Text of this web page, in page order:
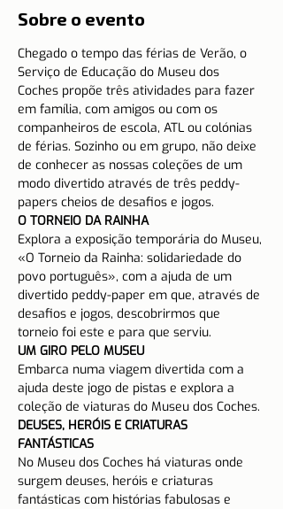
Sobre o evento
Chegado o tempo das férias de Verão, o
Serviço de Educação do Museu dos
Coches propõe três atividades para fazer
em família, com amigos ou com os
companheiros de escola, ATL ou colónias
de férias. Sozinho ou em grupo, não deixe
de conhecer as nossas coleções de um
modo divertido através de três peddy-
papers cheios de desafios e jogos.
O TORNEIO DA RAINHA
Explora a exposição temporária do Museu,
«O Torneio da Rainha: solidariedade do
povo português», com a ajuda de um
divertido peddy-paper em que, através de
desafios e jogos, descobrirmos que
torneio foi este e para que serviu.
UM GIRO PELO MUSEU
Embarca numa viagem divertida com a
ajuda deste jogo de pistas e explora a
coleção de viaturas do Museu dos Coches.
DEUSES, HERÓIS E CRIATURAS
FANTÁSTICAS
No Museu dos Coches há viaturas onde
surgem deuses, heróis e criaturas
fantásticas com histórias fabulosas e